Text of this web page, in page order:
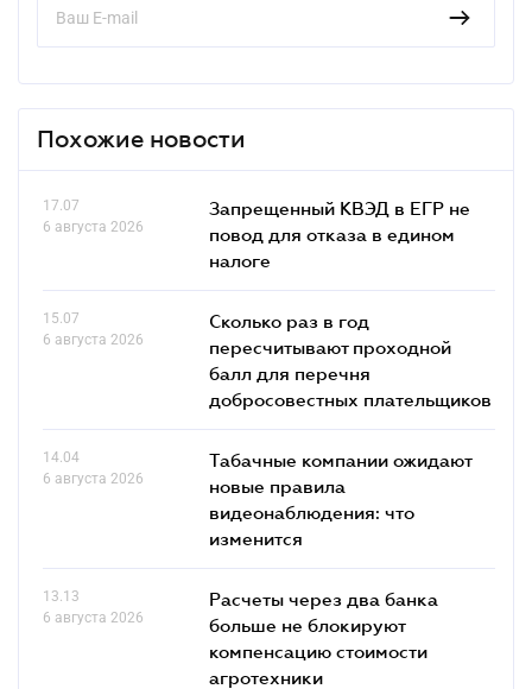
Похожие новости
17.07
6 августа 2026
Запрещенный КВЭД в ЕГР не
повод для отказа в едином
налоге
15.07
6 августа 2026
Сколько раз в год
пересчитывают проходной
балл для перечня
добросовестных плательщиков
14.04
6 августа 2026
Табачные компании ожидают
новые правила
видеонаблюдения: что
изменится
13.13
6 августа 2026
Расчеты через два банка
больше не блокируют
компенсацию стоимости
агротехники